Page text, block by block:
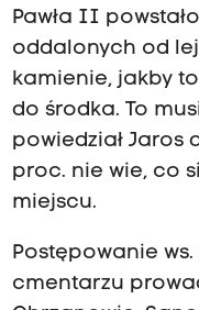
Pawła II
oddalonych od
kamienie, jakby
do środka. To
powiedział Jaros
proc. nie wie, co
miejscu.
Postępowanie
cmentarzu